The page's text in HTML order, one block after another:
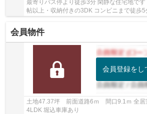
最寄りバス停より徒歩3分 閑静な住宅地で
帖以上・収納付きの3DK コンビニまで徒歩5
会員物件
会員登録をし
土地47.37坪 前面道路6ｍ 間口9.1ｍ 全居
4LDK 堀込車庫あり